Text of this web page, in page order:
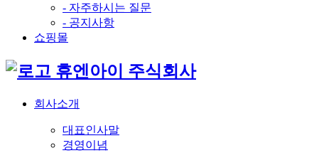
- 자주하시는 질문
- 공지사항
쇼핑몰
휴엔아이 주식회사
회사소개
대표인사말
경영이념